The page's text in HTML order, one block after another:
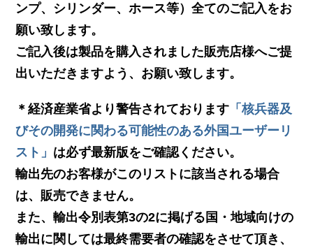
ンプ、シリンダー、ホース等）全てのご記入をお
願い致します。
ご記入後は製品を購入されました販売店様へご提
出いただきますよう、お願い致します。
＊経済産業省より警告されております 「核兵器及
びその開発に関わる可能性のある外国ユーザーリ
スト」 は必ず最新版をご確認ください。
輸出先のお客様がこのリストに該当される場合
は、販売できません。
また、輸出令別表第3の2に掲げる国・地域向けの
輸出に関しては最終需要者の確認をさせて頂き、